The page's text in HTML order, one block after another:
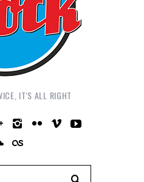
IT'S ALL RIGHT